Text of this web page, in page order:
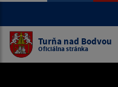
Turňa nad Bodvou
Oficiálna stránka